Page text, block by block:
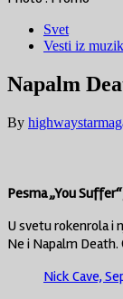
Svet
Vesti iz
Napalm
By
Pesma „You
U svetu rokenrola i
Ne i Napalm Death.
Nick Cave,